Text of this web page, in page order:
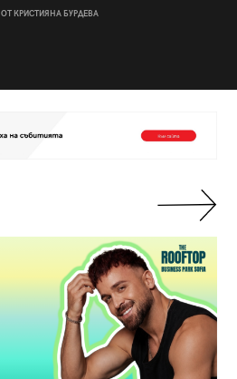
ОТ КРИСТИЯНА БУРДЕВА